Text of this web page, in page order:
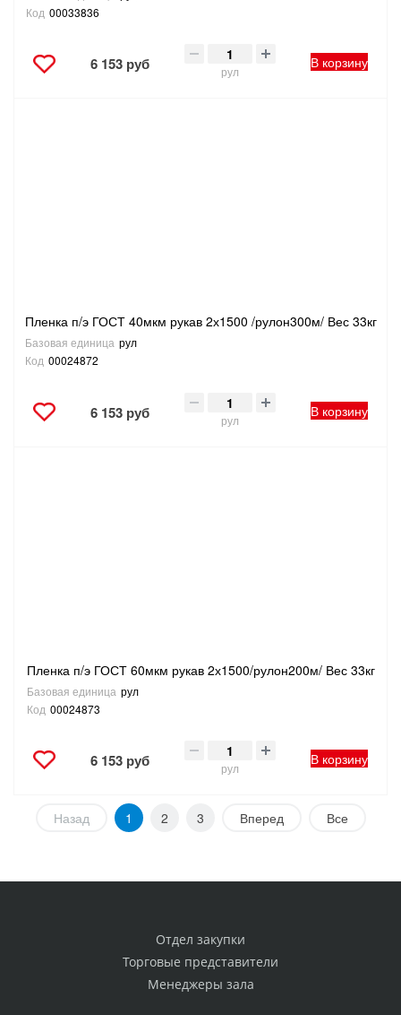
Код 00033836
6 153 руб рул
В корзину
Пленка п/э ГОСТ 40мкм рукав 2х1500 /рулон300м/ Вес 33кг
Базовая единица рул
Код 00024872
6 153 руб рул
В корзину
Пленка п/э ГОСТ 60мкм рукав 2х1500/рулон200м/ Вес 33кг
Базовая единица рул
Код 00024873
6 153 руб рул
В корзину
Назад 1 2 3 Вперед Все
Отдел закупки
Торговые представители
Менеджеры зала